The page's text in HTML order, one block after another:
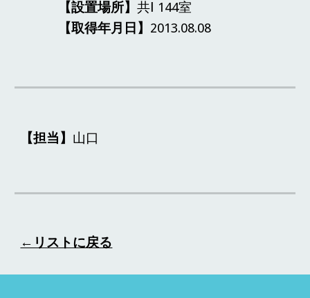
【設置場所】共Ⅰ 144室
【取得年月日】 2013.08.08
【担当】 山口
←リストに戻る